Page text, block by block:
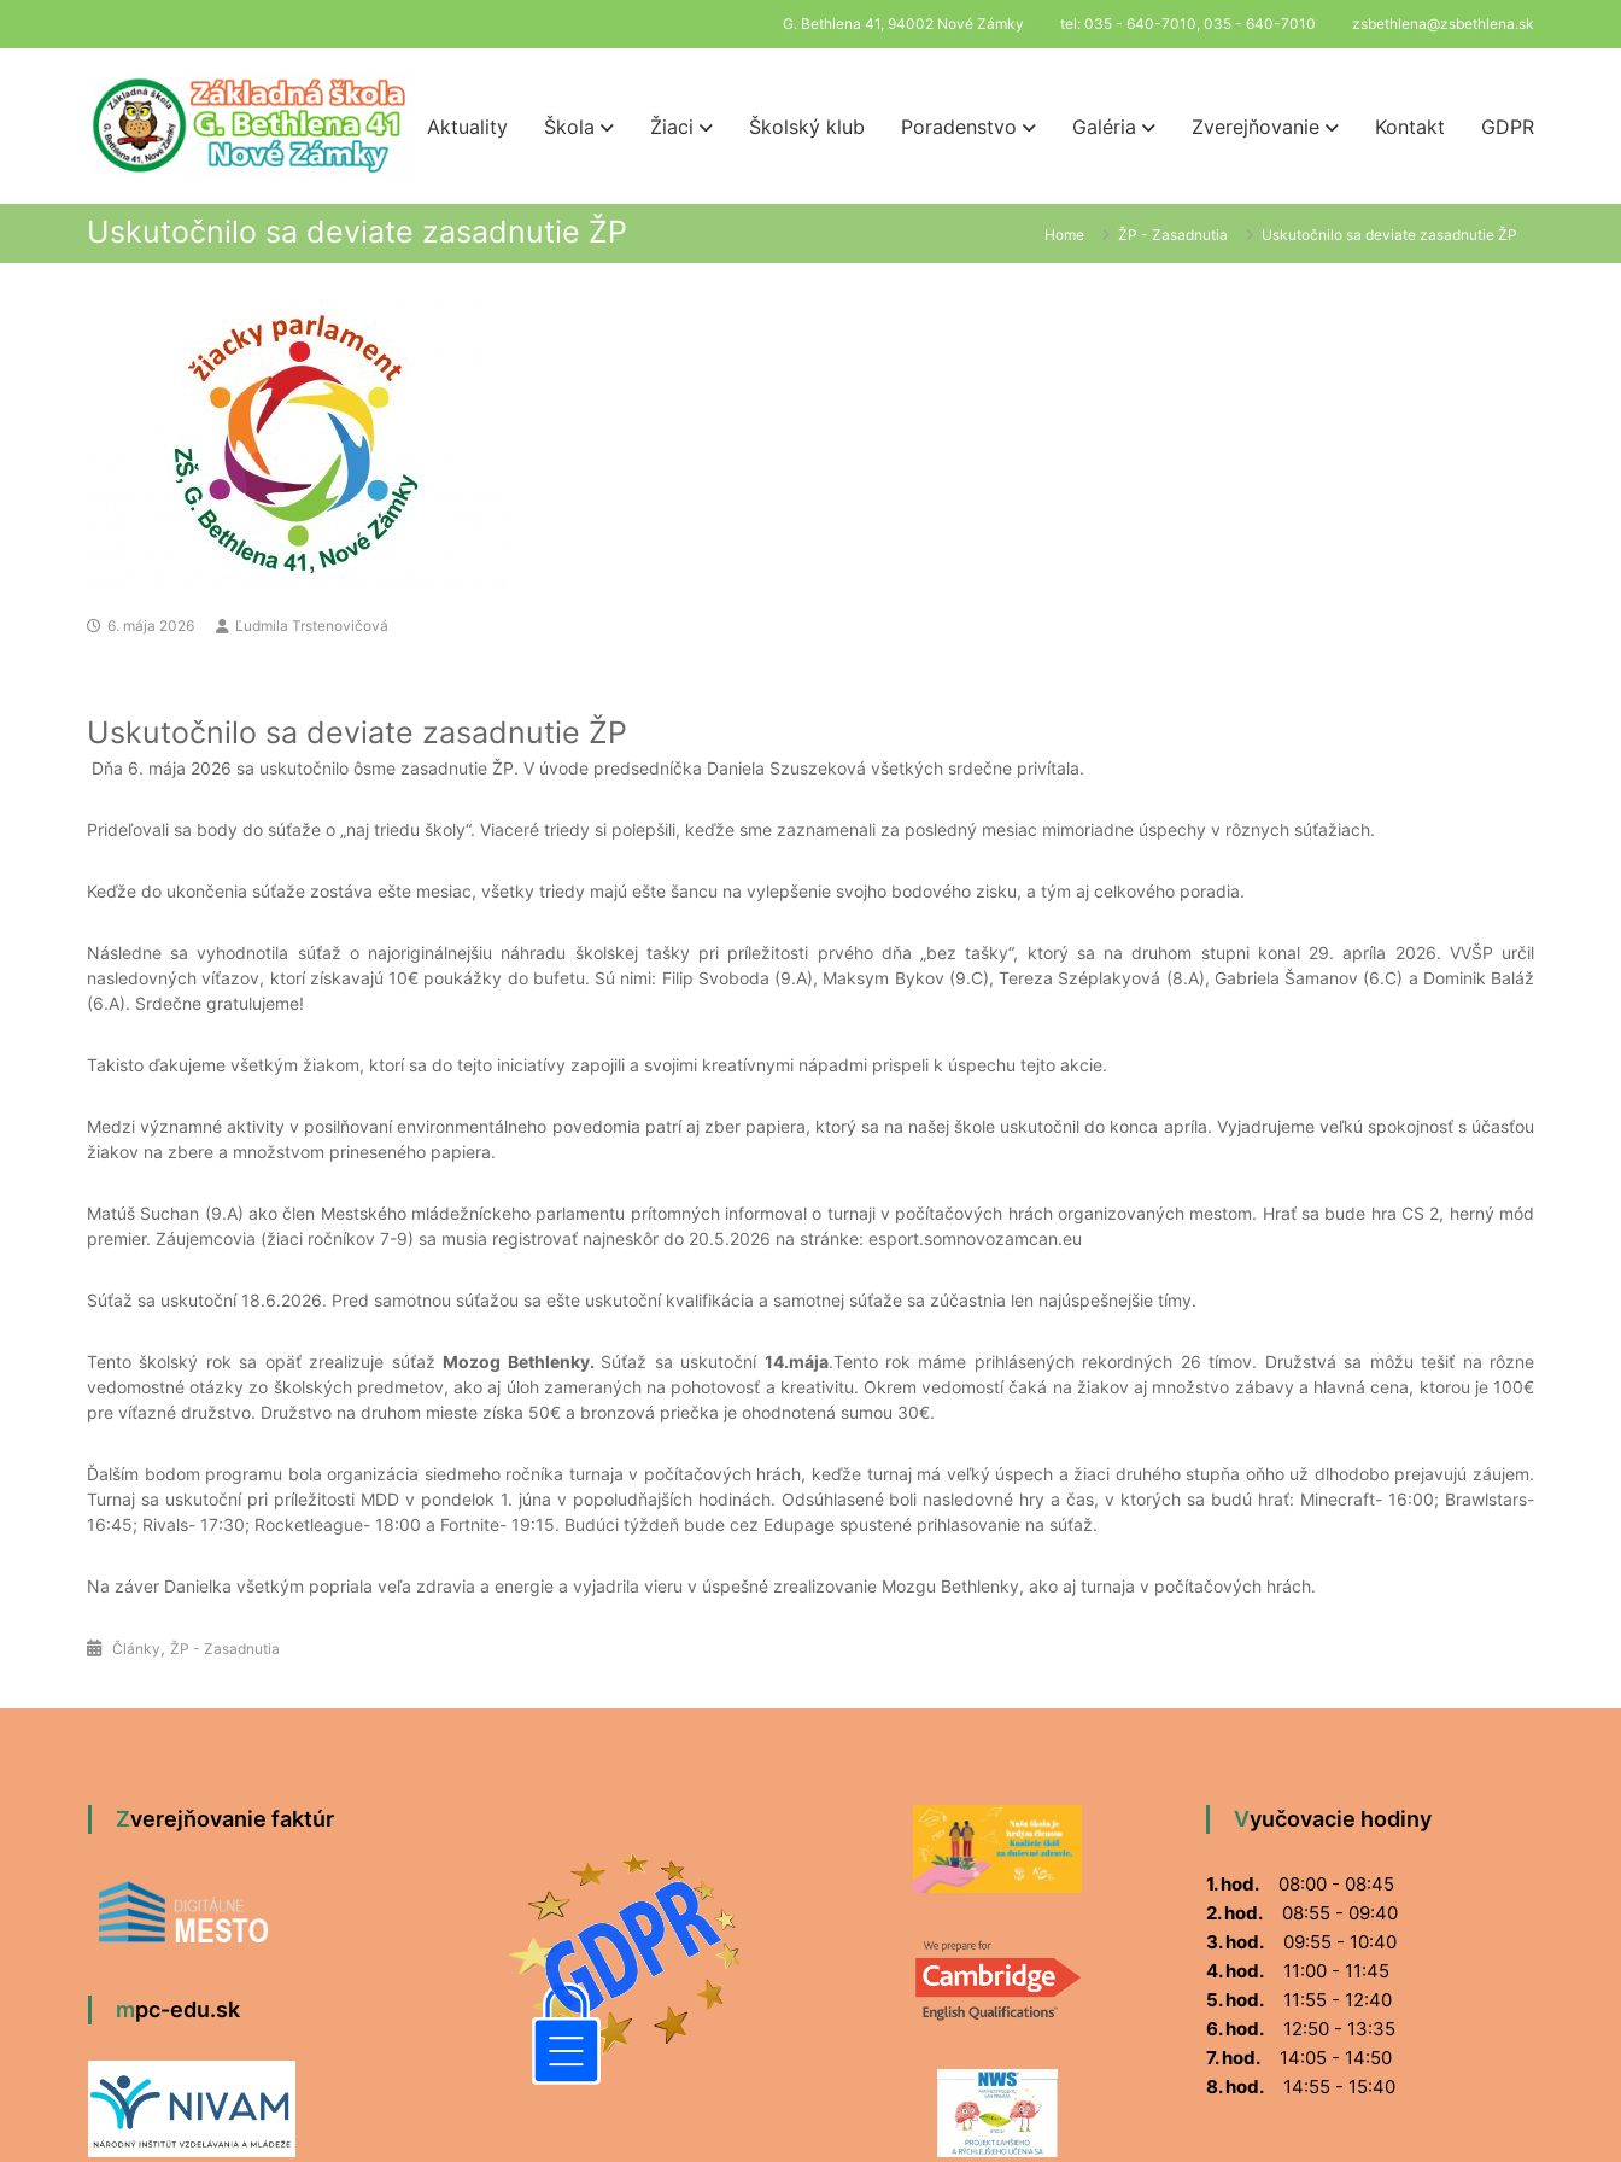
G. Bethlena 41, 94002 Nové Zámky tel: 035 - 640-7010, 035 - 640-7010 zsbethlena@zsbethlena.sk
Aktuality Škola Žiaci Školský klub Poradenstvo Galéria Zverejňovanie Kontakt GDPR
Uskutočnilo sa deviate zasadnutie ŽP Home ŽP - Zasadnutia Uskutočnilo sa deviate zasadnutie ŽP
6. mája 2026 Ľudmila Trstenovičová
Uskutočnilo sa deviate zasadnutie ŽP
Dňa 6. mája 2026 sa uskutočnilo ôsme zasadnutie ŽP. V úvode predsedníčka Daniela Szuszeková všetkých srdečne privítala.
Prideľovali sa body do súťaže o „naj triedu školy“. Viaceré triedy si polepšili, keďže sme zaznamenali za posledný mesiac mimoriadne úspechy v rôznych súťažiach.
Keďže do ukončenia súťaže zostáva ešte mesiac, všetky triedy majú ešte šancu na vylepšenie svojho bodového zisku, a tým aj celkového poradia.
Následne sa vyhodnotila súťaž o najoriginálnejšiu náhradu školskej tašky pri príležitosti prvého dňa „bez tašky“, ktorý sa na druhom stupni konal 29. apríla 2026. VVŠP určil
nasledovných víťazov, ktorí získavajú 10€ poukážky do bufetu. Sú nimi: Filip Svoboda (9.A), Maksym Bykov (9.C), Tereza Széplakyová (8.A), Gabriela Šamanov (6.C) a Dominik Baláž
(6.A). Srdečne gratulujeme!
Takisto ďakujeme všetkým žiakom, ktorí sa do tejto iniciatívy zapojili a svojimi kreatívnymi nápadmi prispeli k úspechu tejto akcie.
Medzi významné aktivity v posilňovaní environmentálneho povedomia patrí aj zber papiera, ktorý sa na našej škole uskutočnil do konca apríla. Vyjadrujeme veľkú spokojnosť s účasťou
žiakov na zbere a množstvom prineseného papiera.
Matúš Suchan (9.A) ako člen Mestského mládežníckeho parlamentu prítomných informoval o turnaji v počítačových hrách organizovaných mestom. Hrať sa bude hra CS 2, herný mód
premier. Záujemcovia (žiaci ročníkov 7-9) sa musia registrovať najneskôr do 20.5.2026 na stránke: esport.somnovozamcan.eu
Súťaž sa uskutoční 18.6.2026. Pred samotnou súťažou sa ešte uskutoční kvalifikácia a samotnej súťaže sa zúčastnia len najúspešnejšie tímy.
Tento školský rok sa opäť zrealizuje súťaž Mozog Bethlenky. Súťaž sa uskutoční 14.mája.Tento rok máme prihlásených rekordných 26 tímov. Družstvá sa môžu tešiť na rôzne
vedomostné otázky zo školských predmetov, ako aj úloh zameraných na pohotovosť a kreativitu. Okrem vedomostí čaká na žiakov aj množstvo zábavy a hlavná cena, ktorou je 100€
pre víťazné družstvo. Družstvo na druhom mieste získa 50€ a bronzová priečka je ohodnotená sumou 30€.
Ďalším bodom programu bola organizácia siedmeho ročníka turnaja v počítačových hrách, keďže turnaj má veľký úspech a žiaci druhého stupňa oňho už dlhodobo prejavujú záujem.
Turnaj sa uskutoční pri príležitosti MDD v pondelok 1. júna v popoludňajších hodinách. Odsúhlasené boli nasledovné hry a čas, v ktorých sa budú hrať: Minecraft- 16:00; Brawlstars-
16:45; Rivals- 17:30; Rocketleague- 18:00 a Fortnite- 19:15. Budúci týždeň bude cez Edupage spustené prihlasovanie na súťaž.
Na záver Danielka všetkým popriala veľa zdravia a energie a vyjadrila vieru v úspešné zrealizovanie Mozgu Bethlenky, ako aj turnaja v počítačových hrách.
Články , ŽP - Zasadnutia
Zverejňovanie faktúr
mpc-edu.sk
Vyučovacie hodiny
1. hod. 08:00 - 08:45
2. hod. 08:55 - 09:40
3. hod. 09:55 - 10:40
4. hod. 11:00 - 11:45
5. hod. 11:55 - 12:40
6. hod. 12:50 - 13:35
7. hod. 14:05 - 14:50
8. hod. 14:55 - 15:40